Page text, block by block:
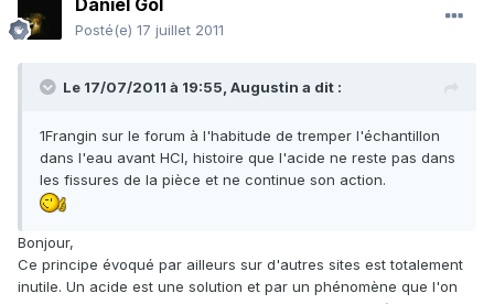
Daniel Gol
Posté(e) 17 juillet 2011
Le 17/07/2011 à 19:55, Augustin a dit :
1Frangin sur le forum à l'habitude de tremper l'échantillon
dans l'eau avant HCl, histoire que l'acide ne reste pas dans
les fissures de la pièce et ne continue son action.
Bonjour,
Ce principe évoqué par ailleurs sur d'autres sites est totalement
inutile. Un acide est une solution et par un phénomène que l'on